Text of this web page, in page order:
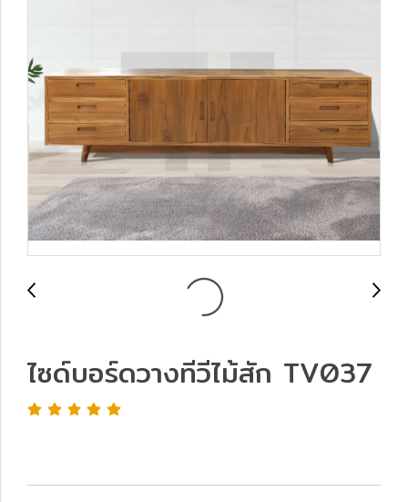
ไซด์บอร์ดวางทีวีไม้สัก TV037